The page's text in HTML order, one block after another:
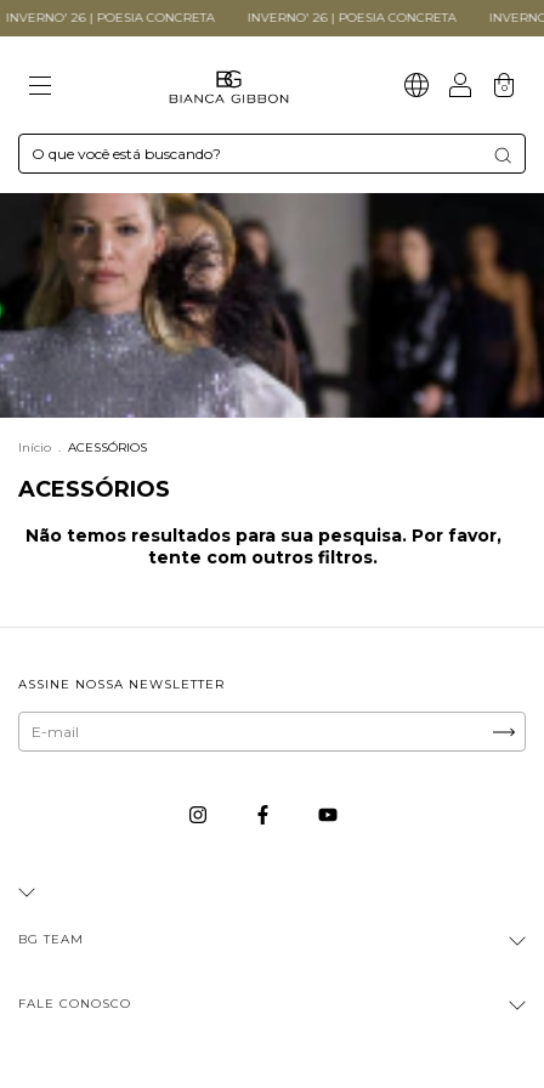
26 | POESIA CONCRETA INVERNO' 26 | POESIA CONCRETA
0
Início . ACESSÓRIOS
ACESSÓRIOS
Não temos resultados para sua pesquisa. Por favor,
tente com outros filtros.
ASSINE NOSSA NEWSLETTER
BG TEAM
FALE CONOSCO